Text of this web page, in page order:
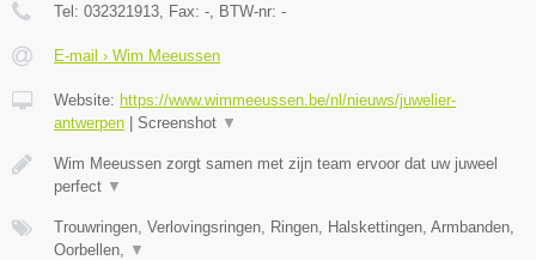
Tel: 032321913 , Fax: - , BTW-nr: -
E-mail › Wim Meeussen
Website: https://www.wimmeeussen.be/nl/nieuws/juwelier-
antwerpen | Screenshot ▼
Wim Meeussen zorgt samen met zijn team ervoor dat uw juweel
perfect ▼
Trouwringen, Verlovingsringen, Ringen, Halskettingen, Armbanden,
Oorbellen,
▼